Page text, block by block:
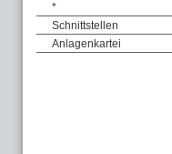
*
Schnittstellen
Anlagenkartei